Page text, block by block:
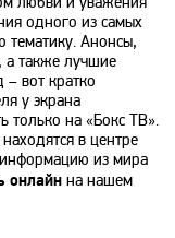
одного из самых
тематику. Анонсы,
а также лучшие
– вот кратко
у экрана
только на «Бокс ТВ».
в центре
из мира
онлайн на нашем